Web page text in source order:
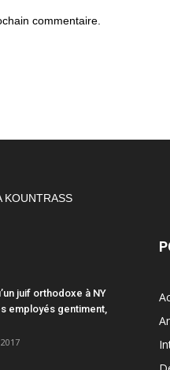
commentaire.
KOUNTRASS
juif orthodoxe à NY
employés gentiment,